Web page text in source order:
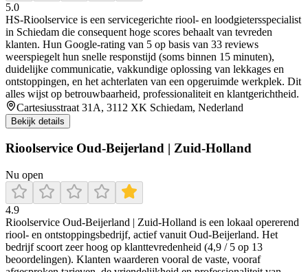
5.0
HS‑Rioolservice is een servicegerichte riool- en loodgietersspecialist
in Schiedam die consequent hoge scores behaalt van tevreden
klanten. Hun Google‑rating van 5 op basis van 33 reviews
weerspiegelt hun snelle responstijd (soms binnen 15 minuten),
duidelijke communicatie, vakkundige oplossing van lekkages en
ontstoppingen, en het achterlaten van een opgeruimde werkplek. Dit
alles wijst op betrouwbaarheid, professionaliteit en klantgerichtheid.
Cartesiusstraat 31A, 3112 XK Schiedam, Nederland
Bekijk details
Rioolservice Oud-Beijerland | Zuid-Holland
Nu open
4.9
Rioolservice Oud‑Beijerland | Zuid‑Holland is een lokaal opererend
riool- en ontstoppingsbedrijf, actief vanuit Oud-Beijerland. Het
bedrijf scoort zeer hoog op klanttevredenheid (4,9 / 5 op 13
beoordelingen). Klanten waarderen vooral de vaste, vooraf